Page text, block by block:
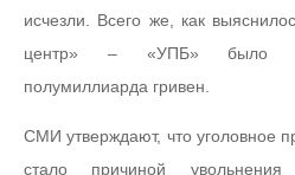
исчезли. Всего же, как
центр» – «УПБ» было
полумиллиарда гривен.
СМИ утверждают, что уголовное
стало причиной